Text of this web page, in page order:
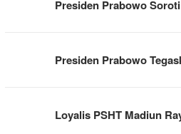
Presiden Prabowo
Presiden Prabowo
Loyalis PSHT Madiun